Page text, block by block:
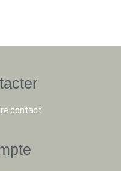
contact